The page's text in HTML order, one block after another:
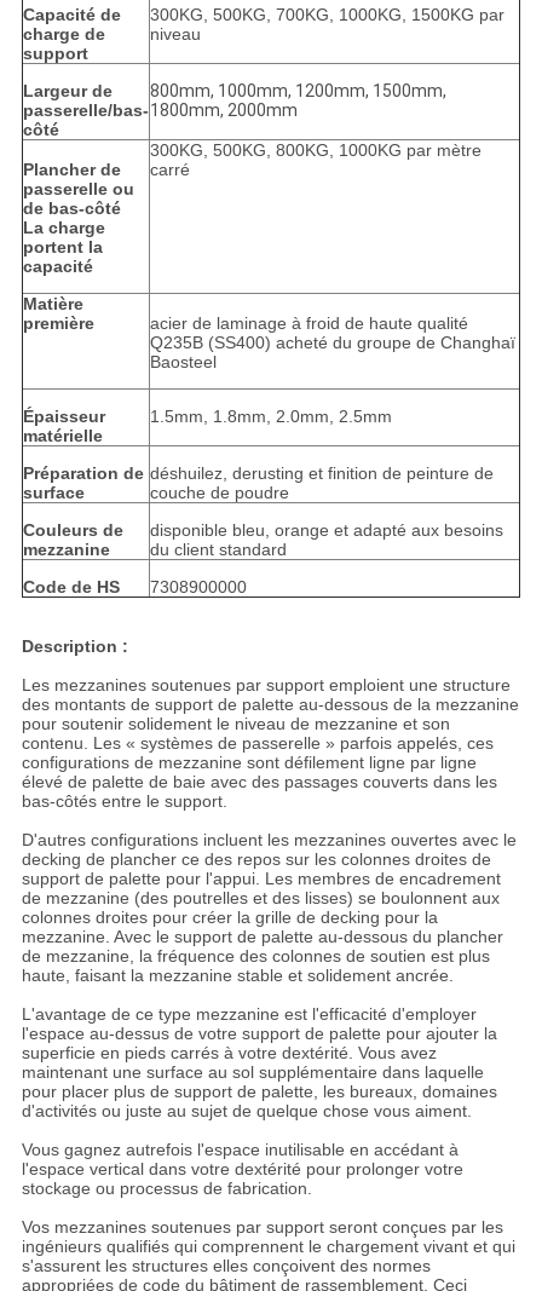
Capacité de
charge de
support
300KG, 500KG, 700KG, 1000KG, 1500KG par
niveau
Largeur de
passerelle/bas-
côté
800mm, 1000mm, 1200mm, 1500mm,
1800mm, 2000mm
Plancher de
passerelle ou
de bas-côté
La charge
portent la
capacité
300KG, 500KG, 800KG, 1000KG par mètre
carré
Matière
première
acier de laminage à froid de haute qualité
Q235B (SS400) acheté du groupe de Changhaï
Baosteel
Épaisseur
matérielle
1.5mm, 1.8mm, 2.0mm, 2.5mm
Préparation de
surface
déshuilez, derusting et finition de peinture de
couche de poudre
Couleurs de
mezzanine
disponible bleu, orange et adapté aux besoins
du client standard
Code de HS
7308900000
Description :
Les mezzanines soutenues par support emploient une structure
des montants de support de palette au-dessous de la mezzanine
pour soutenir solidement le niveau de mezzanine et son
contenu. Les « systèmes de passerelle » parfois appelés, ces
configurations de mezzanine sont défilement ligne par ligne
élevé de palette de baie avec des passages couverts dans les
bas-côtés entre le support.
D'autres configurations incluent les mezzanines ouvertes avec le
decking de plancher ce des repos sur les colonnes droites de
support de palette pour l'appui. Les membres de encadrement
de mezzanine (des poutrelles et des lisses) se boulonnent aux
colonnes droites pour créer la grille de decking pour la
mezzanine. Avec le support de palette au-dessous du plancher
de mezzanine, la fréquence des colonnes de soutien est plus
haute, faisant la mezzanine stable et solidement ancrée.
L'avantage de ce type mezzanine est l'efficacité d'employer
l'espace au-dessus de votre support de palette pour ajouter la
superficie en pieds carrés à votre dextérité. Vous avez
maintenant une surface au sol supplémentaire dans laquelle
pour placer plus de support de palette, les bureaux, domaines
d'activités ou juste au sujet de quelque chose vous aiment.
Vous gagnez autrefois l'espace inutilisable en accédant à
l'espace vertical dans votre dextérité pour prolonger votre
stockage ou processus de fabrication.
Vos mezzanines soutenues par support seront conçues par les
ingénieurs qualifiés qui comprennent le chargement vivant et qui
s'assurent les structures elles conçoivent des normes
appropriées de code du bâtiment de rassemblement. Ceci